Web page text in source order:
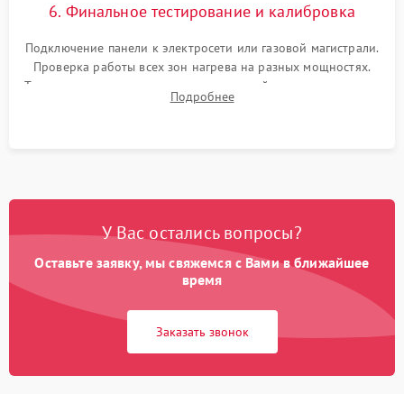
6. Финальное тестирование и калибровка
Подключение панели к электросети или газовой магистрали.
Проверка работы всех зон нагрева на разных мощностях.
Тестирование сенсорного управления, таймера, индикаторов
остаточного тепла и систем защиты от перегрева.
Подробнее
У Вас остались вопросы?
Оставьте заявку, мы свяжемся с Вами в ближайшее
время
Заказать звонок